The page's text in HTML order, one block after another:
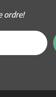
ordre!